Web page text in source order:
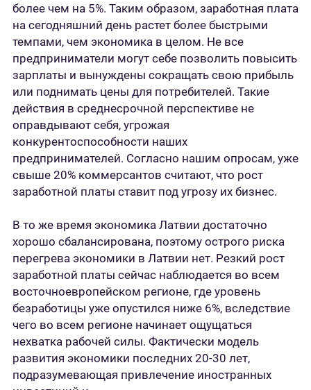
более чем на 5%. Таким образом, заработная плата
на сегодняшний день растет более быстрыми
темпами, чем экономика в целом. Не все
предприниматели могут себе позволить повысить
зарплаты и вынуждены сокращать свою прибыль
или поднимать цены для потребителей. Такие
действия в среднесрочной перспективе не
оправдывают себя, угрожая
конкурентоспособности наших
предпринимателей. Согласно нашим опросам, уже
свыше 20% коммерсантов считают, что рост
заработной платы ставит под угрозу их бизнес.
В то же время экономика Латвии достаточно
хорошо сбалансирована, поэтому острого риска
перегрева экономики в Латвии нет. Резкий рост
заработной платы сейчас наблюдается во всем
восточноевропейском регионе, где уровень
безработицы уже опустился ниже 6%, вследствие
чего во всем регионе начинает ощущаться
нехватка рабочей силы. Фактически модель
развития экономики последних 20-30 лет,
подразумевающая привлечение иностранных